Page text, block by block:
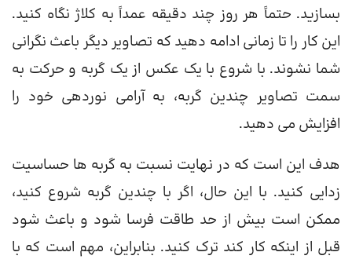
بسازید. حتماً هر روز چند دقیقه عمداً به کلاژ نگاه کنید.
این کار را تا زمانی ادامه دهید که تصاویر دیگر باعث نگرانی
شما نشوند. با شروع با یک عکس از یک گربه و حرکت به
سمت تصاویر چندین گربه، به آرامی نوردهی خود را
افزایش می دهید.
هدف این است که در نهایت نسبت به گربه ها حساسیت
زدایی کنید. با این حال، اگر با چندین گربه شروع کنید،
ممکن است بیش از حد طاقت فرسا شود و باعث شود
قبل از اینکه کار کند ترک کنید. بنابراین، مهم است که با